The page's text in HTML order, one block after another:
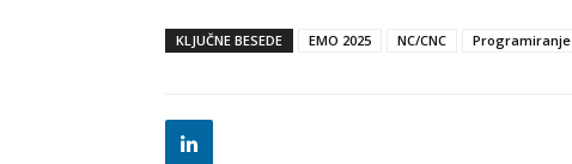
KLJUČNE BESEDE EMO 2025 NC/CNC Programiranje